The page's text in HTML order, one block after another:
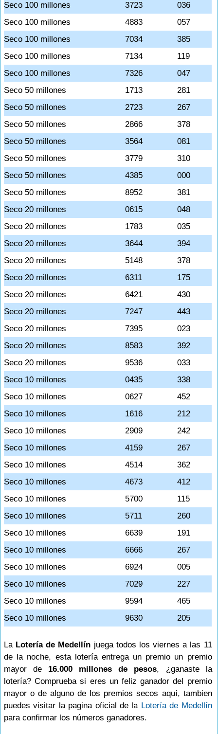
Seco 100 millones
3723
036
Seco 100 millones
4883
057
Seco 100 millones
7034
385
Seco 100 millones
7134
119
Seco 100 millones
7326
047
Seco 50 millones
1713
281
Seco 50 millones
2723
267
Seco 50 millones
2866
378
Seco 50 millones
3564
081
Seco 50 millones
3779
310
Seco 50 millones
4385
000
Seco 50 millones
8952
381
Seco 20 millones
0615
048
Seco 20 millones
1783
035
Seco 20 millones
3644
394
Seco 20 millones
5148
378
Seco 20 millones
6311
175
Seco 20 millones
6421
430
Seco 20 millones
7247
443
Seco 20 millones
7395
023
Seco 20 millones
8583
392
Seco 20 millones
9536
033
Seco 10 millones
0435
338
Seco 10 millones
0627
452
Seco 10 millones
1616
212
Seco 10 millones
2909
242
Seco 10 millones
4159
267
Seco 10 millones
4514
362
Seco 10 millones
4673
412
Seco 10 millones
5700
115
Seco 10 millones
5711
260
Seco 10 millones
6639
191
Seco 10 millones
6666
267
Seco 10 millones
6924
005
Seco 10 millones
7029
227
Seco 10 millones
9594
465
Seco 10 millones
9630 205
La Lotería de Medellín juega todos los viernes a las 11
de la noche, esta lotería entrega un premio un premio
mayor de 16.000 millones de pesos, ¿ganaste la
lotería? Comprueba si eres un feliz ganador del premio
mayor o de alguno de los premios secos aquí, tambien
puedes visitar la pagina oficial de la Lotería de Medellín
para confirmar los números ganadores.